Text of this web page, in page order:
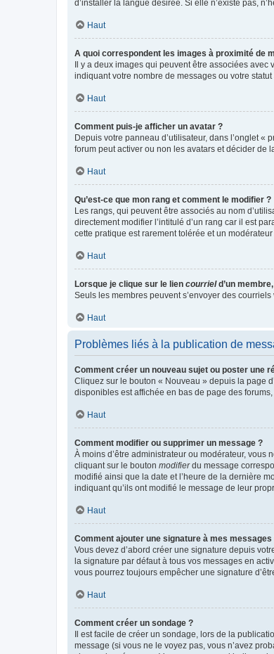
d’installer la langue désirée. Si elle n’existe pas,
Haut
A quoi correspondent les images à proximité de
Il y a deux images qui peuvent être associées
indiquant votre nombre de messages ou votre
Haut
Comment puis-je afficher un avatar ?
Depuis votre panneau d’utilisateur, dans l’onglet «
forum peut activer ou non les avatars et décider de
Haut
Qu’est-ce que mon rang et comment le modifier ?
Les rangs, qui peuvent être associés au nom
directement modifier l’intitulé d’un rang car il est
cette pratique est rarement tolérée et un
Haut
Lorsque je clique sur le lien courrield’un
Seuls les membres peuvent s’envoyer des
Haut
Problèmes liés à la publication de
Comment créer un nouveau sujet ou poster une
Cliquez sur le bouton « Nouveau » depuis la page
disponibles est affichée en bas de page des
Haut
Comment modifier ou supprimer un message ?
À moins d’être administrateur ou modérateur,
cliquant sur le bouton modifierdu message
modifié ainsi que la date et l’heure de la dernière
indiquant qu’ils ont modifié le message de leur
Haut
Comment ajouter une signature à mes messages
Vous devez d’abord créer une signature depuis
la signature par défaut à tous vos messages en
vous pourrez toujours empêcher une signature
Haut
Comment créer un sondage ?
Il est facile de créer un sondage, lors de la
message (si vous ne le voyez pas, vous n’avez